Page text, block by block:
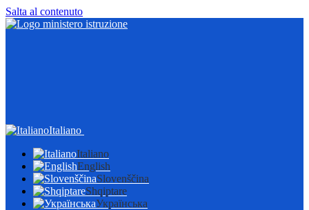
Salta al contenuto
Italiano
Italiano
English
Slovenščina
Shqiptare
Українська